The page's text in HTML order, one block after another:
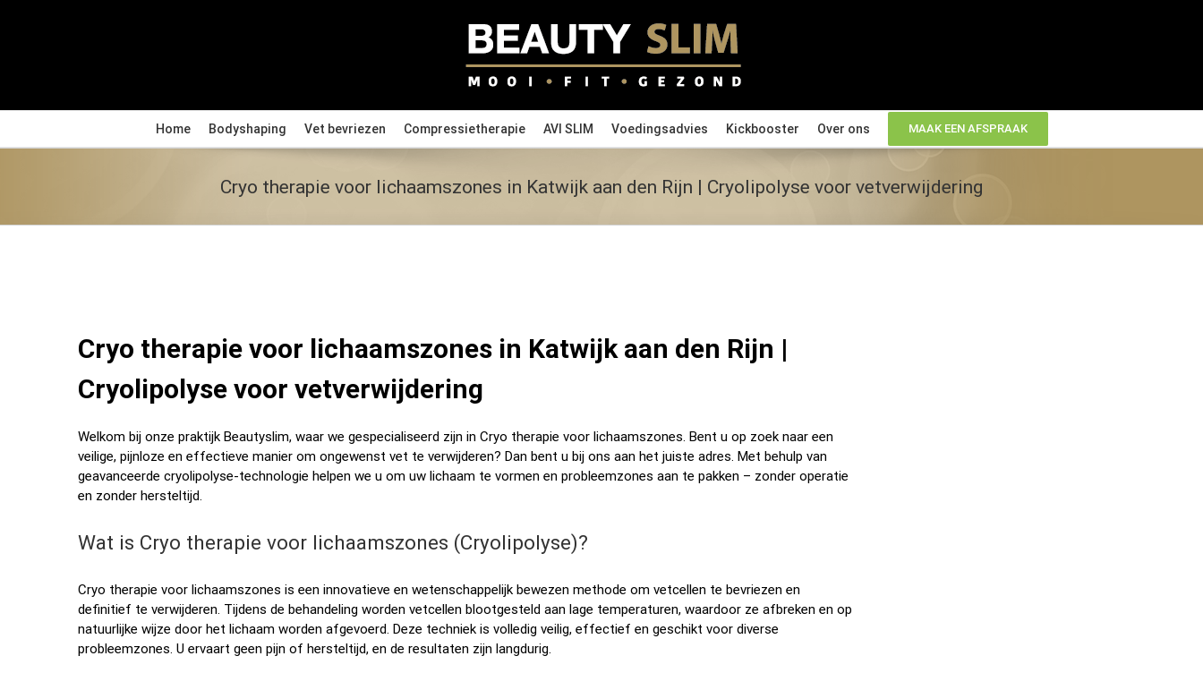
Home Bodyshaping Vet bevriezen Compressietherapie AVI SLIM Voedingsadvies Kickbooster Over ons MAAK EEN AFSPRAAK
Cryo therapie voor lichaamszones in Katwijk aan den Rijn | Cryolipolyse voor vetverwijdering
Cryo therapie voor lichaamszones in Katwijk aan den Rijn |
Cryolipolyse voor vetverwijdering
Welkom bij onze praktijk Beautyslim, waar we gespecialiseerd zijn in Cryo therapie voor lichaamszones. Bent u op zoek naar een
veilige, pijnloze en effectieve manier om ongewenst vet te verwijderen? Dan bent u bij ons aan het juiste adres. Met behulp van
geavanceerde cryolipolyse-technologie helpen we u om uw lichaam te vormen en probleemzones aan te pakken – zonder operatie
en zonder hersteltijd.
Wat is Cryo therapie voor lichaamszones (Cryolipolyse)?
Cryo therapie voor lichaamszones is een innovatieve en wetenschappelijk bewezen methode om vetcellen te bevriezen en
definitief te verwijderen. Tijdens de behandeling worden vetcellen blootgesteld aan lage temperaturen, waardoor ze afbreken en op
natuurlijke wijze door het lichaam worden afgevoerd. Deze techniek is volledig veilig, effectief en geschikt voor diverse
probleemzones. U ervaart geen pijn of hersteltijd, en de resultaten zijn langdurig.